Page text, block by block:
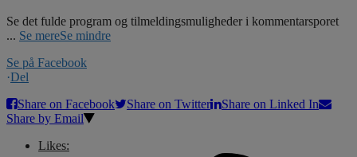
Se det fulde program og tilmeldingsmuligheder i kommentarsporet
... Se mereSe mindre
Se på Facebook
·Del
Share on Facebook
Share on Twitter
Share on Linked In
Share by Email
Likes: